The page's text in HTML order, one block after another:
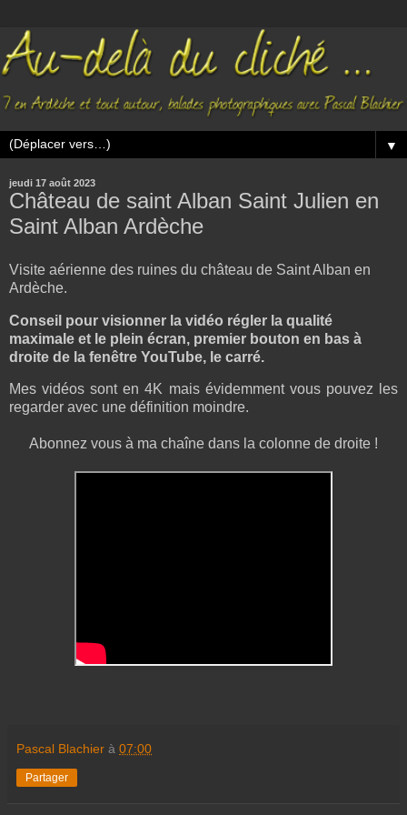
▼
jeudi 17 août 2023
Château de saint Alban Saint Julien en
Saint Alban Ardèche
Visite aérienne des ruines du château de Saint Alban en
Ardèche.
Conseil pour visionner la vidéo régler la qualité
maximale et le plein écran, premier bouton en bas à
droite de la fenêtre YouTube, le carré.
Mes vidéos sont en 4K mais évidemment vous pouvez les
regarder avec une définition moindre.
Abonnez vous à ma chaîne dans la colonne de droite !
Pascal Blachier à 07:00
Partager